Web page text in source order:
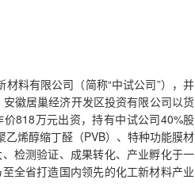
料有限公司（简称“中试公司”），并
徽居巢经济开发区投资有限公司以货
818万元出资，持有中试公司40%股
烯醇缩丁醛（PVB）、特种功能膜材
检测验证、成果转化、产业孵化于一
全省打造国内领先的化工新材料产业